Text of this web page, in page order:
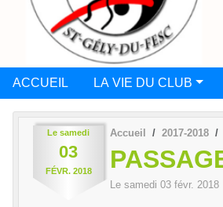
ACCUEIL LA VIE DU CLUB
Le samedi
03
FÉVR. 2018
Accueil 2017-2018
Le samedi 03 févr. 2018